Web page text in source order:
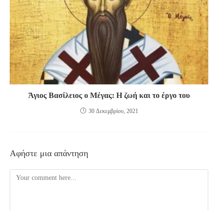
Άγιος Βασίλειος ο Μέγας: Η ζωή και το έργο του
30 Δεκεμβρίου, 2021
Αφήστε μια απάντηση
Comment